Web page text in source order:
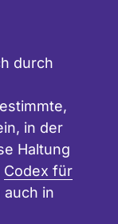
durch
in der
Haltung
Codex für
in